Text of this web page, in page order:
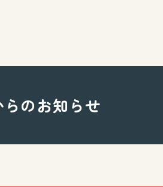
のお知らせ